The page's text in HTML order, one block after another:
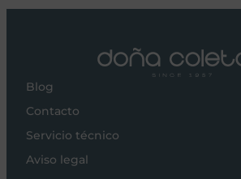
Blog
Contacto
Servicio técnico
Aviso legal